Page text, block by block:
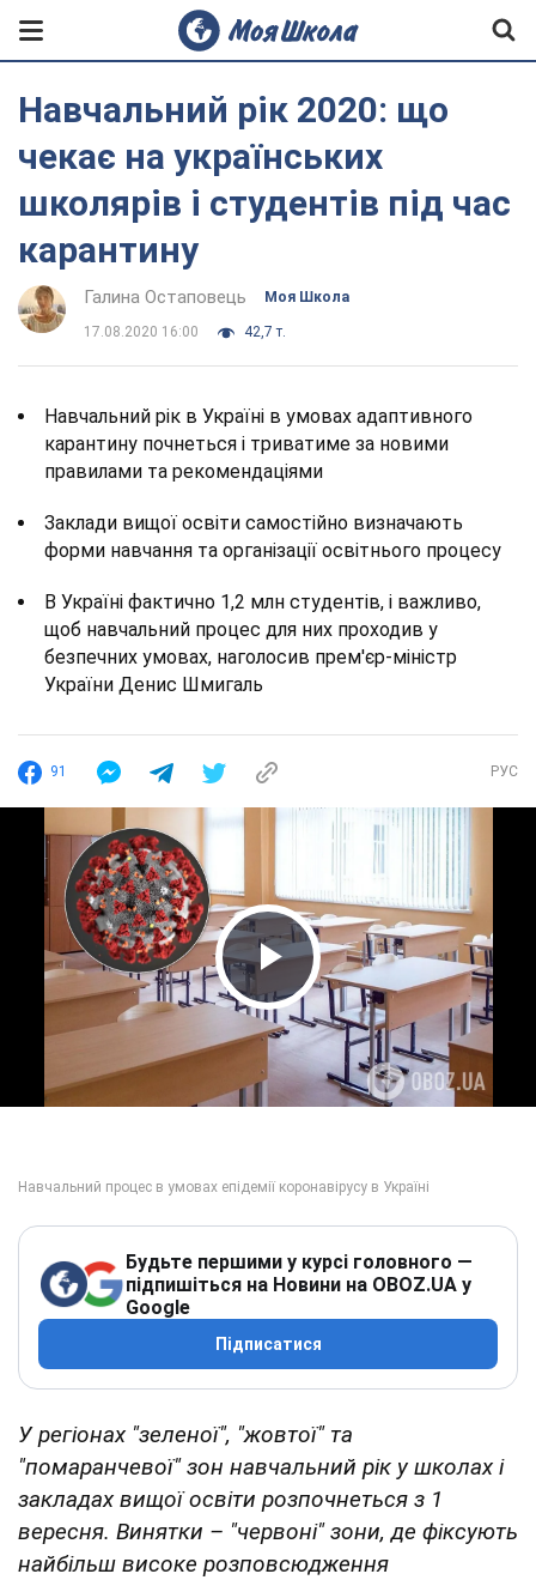
Навчальний рік 2020: що
чекає на українських
школярів і студентів під час
карантину
Галина Остаповець Моя Школа
17.08.2020 16:00 42,7 т.
Навчальний рік в Україні в умовах адаптивного
карантину почнеться і триватиме за новими
правилами та рекомендаціями
Заклади вищої освіти самостійно визначають
форми навчання та організації освітнього процесу
В Україні фактично 1,2 млн студентів, і важливо,
щоб навчальний процес для них проходив у
безпечних умовах, наголосив прем'єр-міністр
України Денис Шмигаль
91 РУС
Play Video
Будьте першими у курсі головного —
підпишіться на Новини на OBOZ.UA у
Google
Підписатися
У регіонах "зеленої", "жовтої" та
"помаранчевої" зон навчальний рік у школах і
закладах вищої освіти розпочнеться з 1
вересня. Винятки – "червоні" зони, де фіксують
найбільш високе розповсюдження